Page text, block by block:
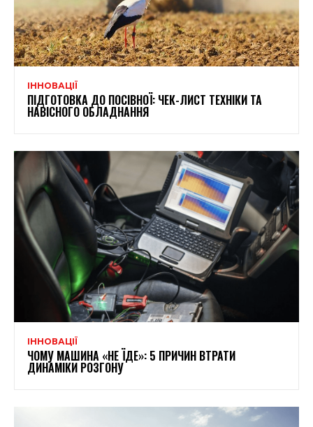
ІННОВАЦІЇ
ПІДГОТОВКА ДО ПОСІВНОЇ: ЧЕК-ЛИСТ ТЕХНІКИ ТА
НАВІСНОГО ОБЛАДНАННЯ
ІННОВАЦІЇ
ЧОМУ МАШИНА «НЕ ЇДЕ»: 5 ПРИЧИН ВТРАТИ
ДИНАМІКИ РОЗГОНУ